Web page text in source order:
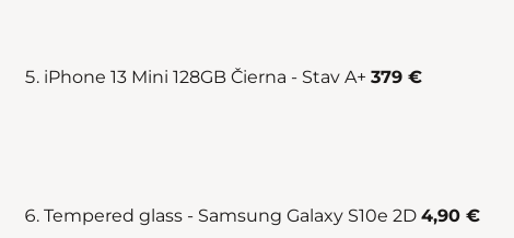
iPhone 13 Mini 128GB Čierna - Stav A+ 379 €
Tempered glass - Samsung Galaxy S10e 2D 4,90 €